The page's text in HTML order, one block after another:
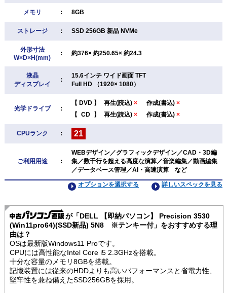
メモリ ： 8GB
ストレージ ： SSD 256GB 新品 NVMe
外形寸法
W×D×H(mm)
： 約376× 約250.65× 約24.3
液晶
ディスプレイ
：
15.6インチ ワイド画面 TFT
Full HD （1920× 1080）
光学ドライブ ：
【 DVD 】 再生(読込) × 作成(書込) ×
【 CD 】 再生(読込) × 作成(書込) ×
CPUランク ： 21
ご利用用途 ：
WEBデザイン／グラフィックデザイン／CAD・3D編
集／数千行を超える高度な演算／音楽編集／動画編集
／データベース管理／AI・高速演算 など
詳しいスペックを見る
オプションを選択する
が「DELL 【即納パソコン】 Precision 3530
(Win11pro64)(SSD新品) 5N8 ※テンキー付」をおすすめする理
由は？
OSは最新版Windows11 Proです。
CPUには高性能なIntel Core i5 2.3GHzを搭載。
十分な容量のメモリ8GBを搭載。
記憶装置には従来のHDDよりも高いパフォーマンスと省電力性、
堅牢性を兼ね備えたSSD256GBを採用。